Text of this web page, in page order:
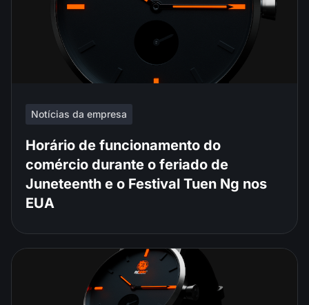
Notícias da empresa
Horário de funcionamento do
comércio durante o feriado de
Juneteenth e o Festival Tuen Ng nos
EUA